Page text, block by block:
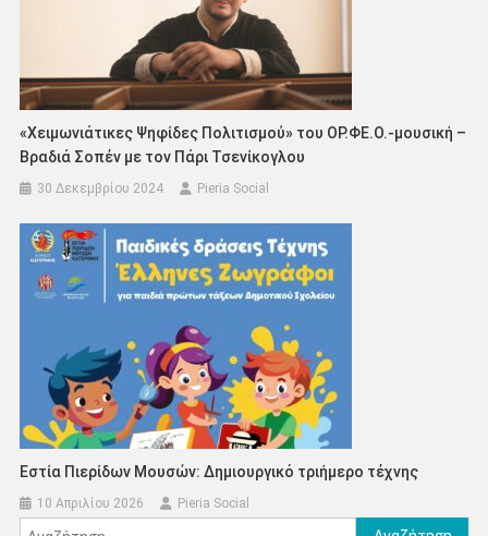
«Χειμωνιάτικες Ψηφίδες Πολιτισμού» του ΟΡ.ΦΕ.Ο.-μουσική –
Βραδιά Σοπέν με τον Πάρι Τσενίκογλου
30 Δεκεμβρίου 2024 Pieria Social
Εστία Πιερίδων Μουσών: Δημιουργικό τριήμερο τέχνης
10 Απριλίου 2026 Pieria Social
Αναζήτηση